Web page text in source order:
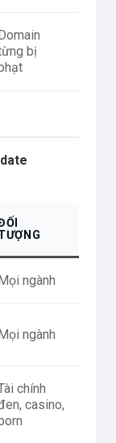
Domain
bị
Mọi ngành
Mọi ngành
chính
casino,